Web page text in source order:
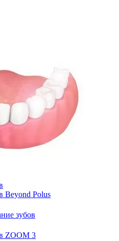
Beyond Polus
зубов
ZOOM 3